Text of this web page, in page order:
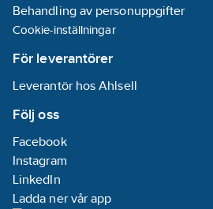
Behandling av personuppgifter
Cookie-inställningar
För leverantörer
Leverantör hos Ahlsell
Följ oss
Facebook
Instagram
LinkedIn
Ladda ner vår app